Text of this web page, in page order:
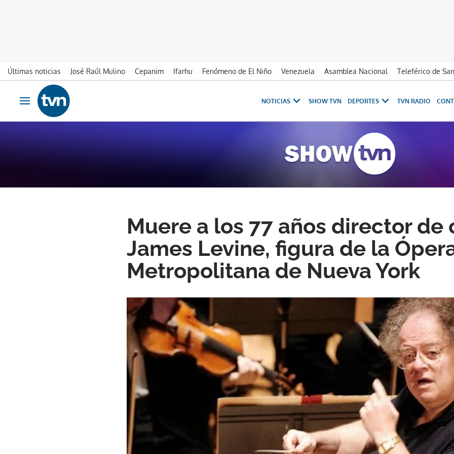
Últimas noticias José Raúl Mulino Cepanim Ifarhu Fenómeno de El Niño Venezuela Asamblea Nacional
Teleférico de
Ir al contenido
Obrir navegació
NOTICIAS SHOW TVN DEPORTES TVN RADIO
Muere a los 77 años director de
James Levine, figura de la
Metropolitana de Nueva York